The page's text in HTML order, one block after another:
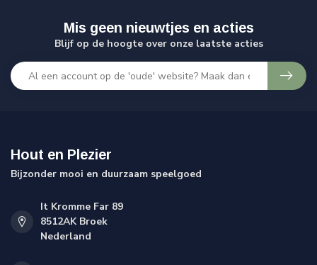
Mis geen nieuwtjes en acties
Blijf op de hoogte over onze laatste acties
Hout en Plezier
Bijzonder mooi en duurzaam speelgoed
It Kromme Far 89
8512AK Broek
Nederland